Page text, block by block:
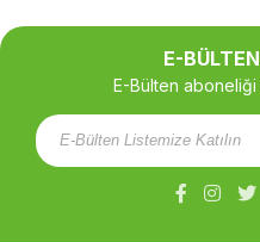
E-
E-Bülten aboneliği